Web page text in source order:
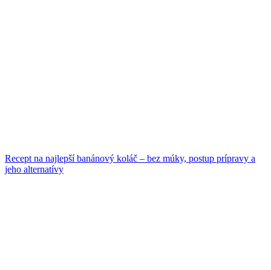
Recept na najlepší banánový koláč – bez múky, postup prípravy a
jeho alternatívy